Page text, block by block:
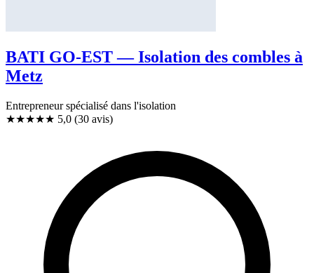
BATI GO-EST — Isolation des combles à
Metz
Entrepreneur spécialisé dans l'isolation
★★★★★ 5,0 (30 avis)